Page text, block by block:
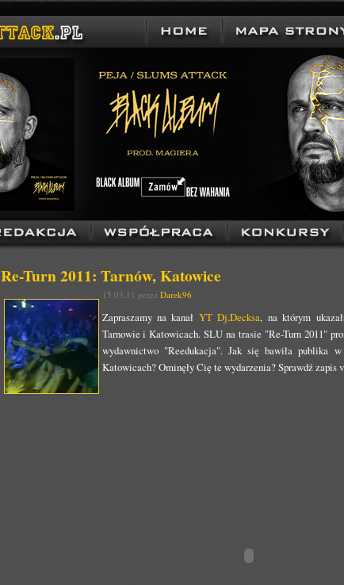
Re-Turn 2011: Tarnów, Katowice
15.03.11 przez Darek96
Zapraszamy na kanał YT Dj.Decksa, na którym
Tarnowie i Katowicach. SLU na trasie "Re-Turn 2011"
wydawnictwo "Reedukacja". Jak się bawiła publika
Katowicach? Ominęły Cię te wydarzenia? Sprawdź zapis